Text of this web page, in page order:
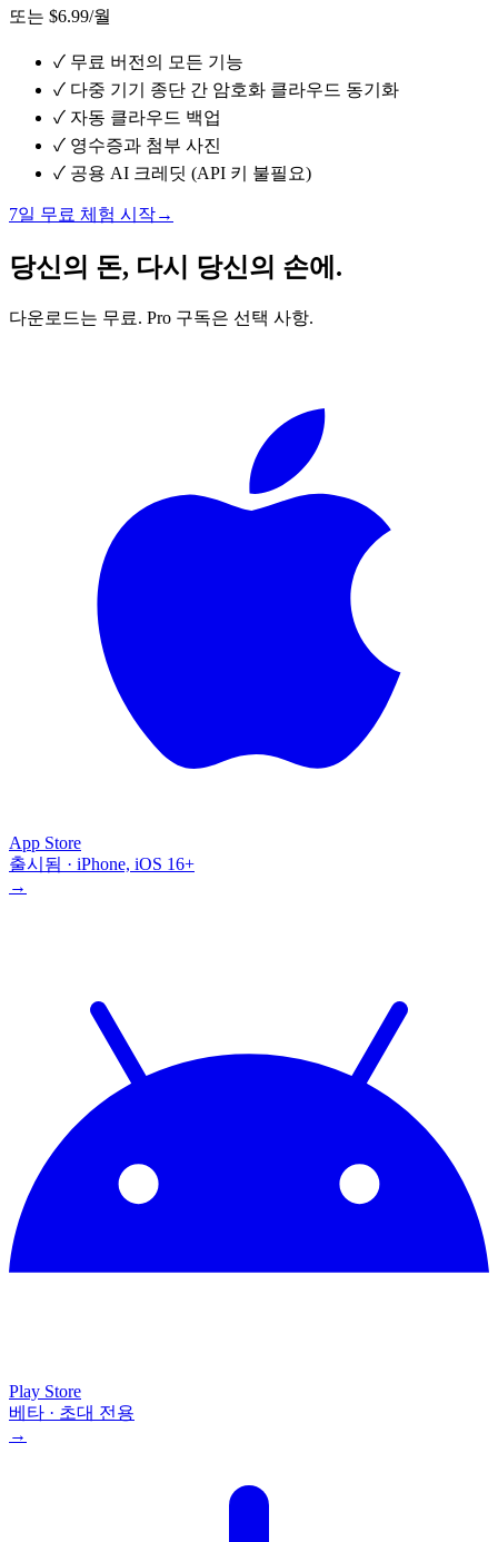
또는 $6.99/월
✓ 무료 버전의 모든 기능
✓ 다중 기기 종단 간 암호화 클라우드 동기화
✓ 자동 클라우드 백업
✓ 영수증과 첨부 사진
✓ 공용 AI 크레딧 (API 키 불필요)
7일 무료 체험 시작→
당신의 돈, 다시 당신의 손에.
다운로드는 무료. Pro 구독은 선택 사항.
App Store
출시됨 · iPhone, iOS 16+
→
Play Store
베타 · 초대 전용
→